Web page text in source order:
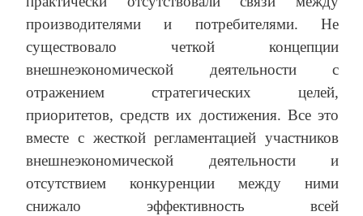
производителями и потребителями. Не
существовало четкой концепции
внешнеэкономической деятельности с
отражением стратегических целей,
приоритетов, средств их достижения. Все это
вместе с жесткой регламентацией участников
внешнеэкономической деятельности и
отсутствием конкуренции между ними
снижало эффективность всей